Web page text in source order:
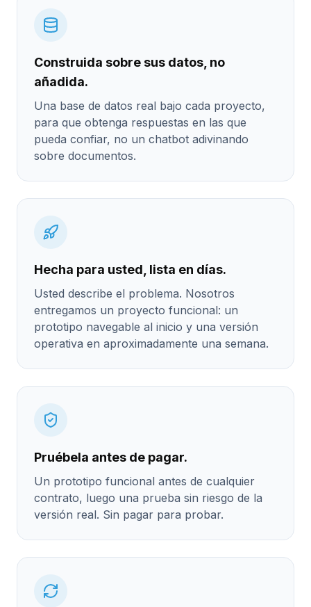
Construida sobre sus datos, no
añadida.
Una base de datos real bajo cada proyecto,
para que obtenga respuestas en las que
pueda confiar, no un chatbot adivinando
sobre documentos.
Hecha para usted, lista en días.
Usted describe el problema. Nosotros
entregamos un proyecto funcional: un
prototipo navegable al inicio y una versión
operativa en aproximadamente una semana.
Pruébela antes de pagar.
Un prototipo funcional antes de cualquier
contrato, luego una prueba sin riesgo de la
versión real. Sin pagar para probar.